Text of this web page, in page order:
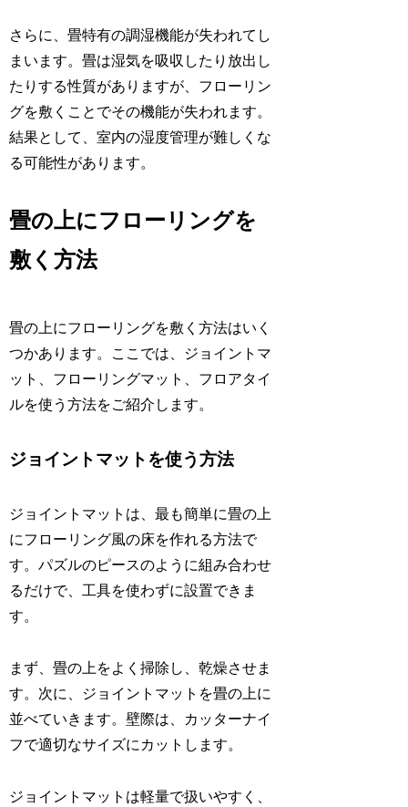
さらに、畳特有の調湿機能が失われてし
まいます。畳は湿気を吸収したり放出し
たりする性質がありますが、フローリン
グを敷くことでその機能が失われます。
結果として、室内の湿度管理が難しくな
る可能性があります。
畳の上にフローリングを
敷く方法
畳の上にフローリングを敷く方法はいく
つかあります。ここでは、ジョイントマ
ット、フローリングマット、フロアタイ
ルを使う方法をご紹介します。
ジョイントマットを使う方法
ジョイントマットは、最も簡単に畳の上
にフローリング風の床を作れる方法で
す。パズルのピースのように組み合わせ
るだけで、工具を使わずに設置できま
す。
まず、畳の上をよく掃除し、乾燥させま
す。次に、ジョイントマットを畳の上に
並べていきます。壁際は、カッターナイ
フで適切なサイズにカットします。
ジョイントマットは軽量で扱いやすく、